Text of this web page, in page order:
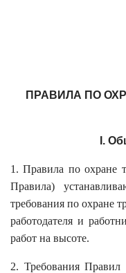
ПРАВИЛА ПО
I.
1. Правила по охране
Правила)
требования по охране
работодателя и
работ на высоте.
2. Требования Правил